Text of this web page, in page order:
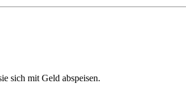
sich mit Geld abspeisen.